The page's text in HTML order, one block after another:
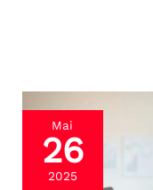
Mai
26
2025
Micro-
entreprise
et